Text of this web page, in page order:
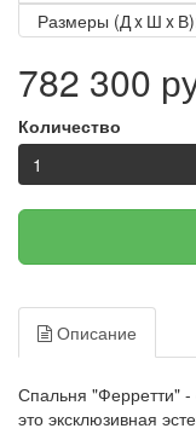
Размеры (Д x Ш x
782 300
Количество
Описание
Спальня "Ферретти" -
это эксклюзивная